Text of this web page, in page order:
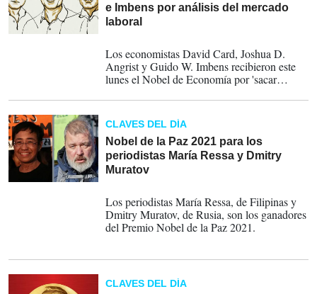
e Imbens por análisis del mercado
laboral
Los economistas David Card, Joshua D.
Angrist y Guido W. Imbens recibieron este
lunes el Nobel de Economía por 'sacar
aplicarlos al análisis del mercado laboral.
CLAVES DEL DÍA
Nobel de la Paz 2021 para los
periodistas María Ressa y Dmitry
Muratov
Los periodistas María Ressa, de Filipinas y
Dmitry Muratov, de Rusia, son los ganadores
del Premio Nobel de la Paz 2021.
CLAVES DEL DÍA